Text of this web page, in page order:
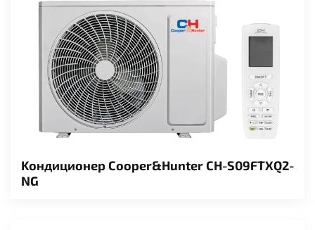
Kондиционер Cooper&Hunter CH-S09FTXQ2-
NG